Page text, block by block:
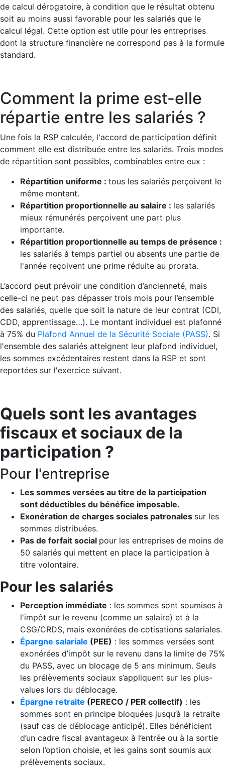
de calcul dérogatoire, à condition que le résultat obtenu
soit au moins aussi favorable pour les salariés que le
calcul légal. Cette option est utile pour les entreprises
dont la structure financière ne correspond pas à la formule
standard.
Comment la prime est-elle
répartie entre les salariés ?
Une fois la RSP calculée, l'accord de participation définit
comment elle est distribuée entre les salariés. Trois modes
de répartition sont possibles, combinables entre eux :
Répartition uniforme : tous les salariés perçoivent le
même montant.
Répartition proportionnelle au salaire : les salariés
mieux rémunérés perçoivent une part plus
importante.
Répartition proportionnelle au temps de présence :
les salariés à temps partiel ou absents une partie de
l'année reçoivent une prime réduite au prorata.
L’accord peut prévoir une condition d’ancienneté, mais
celle-ci ne peut pas dépasser trois mois pour l’ensemble
des salariés, quelle que soit la nature de leur contrat (CDI,
CDD, apprentissage…). Le montant individuel est plafonné
à 75% du Plafond Annuel de la Sécurité Sociale (PASS). Si
l'ensemble des salariés atteignent leur plafond individuel,
les sommes excédentaires restent dans la RSP et sont
reportées sur l'exercice suivant.
Quels sont les avantages
fiscaux et sociaux de la
participation ?
Pour l'entreprise
Les sommes versées au titre de la participation
sont déductibles du bénéfice imposable.
Exonération de charges sociales patronales sur les
sommes distribuées.
Pas de forfait social pour les entreprises de moins de
50 salariés qui mettent en place la participation à
titre volontaire.
Pour les salariés
Perception immédiate : les sommes sont soumises à
l'impôt sur le revenu (comme un salaire) et à la
CSG/CRDS, mais exonérées de cotisations salariales.
Épargne salariale (PEE) : les sommes versées sont
exonérées d’impôt sur le revenu dans la limite de 75%
du PASS, avec un blocage de 5 ans minimum. Seuls
les prélèvements sociaux s’appliquent sur les plus-
values lors du déblocage.
Épargne retraite (PERECO / PER collectif) : les
sommes sont en principe bloquées jusqu’à la retraite
(sauf cas de déblocage anticipé). Elles bénéficient
d’un cadre fiscal avantageux à l’entrée ou à la sortie
selon l’option choisie, et les gains sont soumis aux
prélèvements sociaux.